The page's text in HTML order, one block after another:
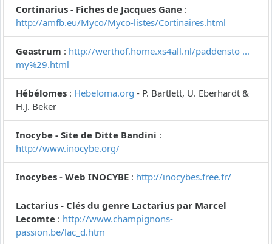
Cortinarius - Fiches de Jacques Gane :
http://amfb.eu/Myco/Myco-listes/Cortinaires.html
Geastrum : http://werthof.home.xs4all.nl/paddensto ...
my%29.html
Hébélomes : Hebeloma.org - P. Bartlett, U. Eberhardt &
H.J. Beker
Inocybe - Site de Ditte Bandini :
http://www.inocybe.org/
Inocybes - Web INOCYBE : http://inocybes.free.fr/
Lactarius - Clés du genre Lactarius par Marcel
Lecomte : http://www.champignons-
passion.be/lac_d.htm